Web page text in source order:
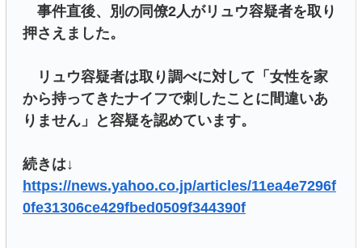
事件直後、別の同僚2人がリュウ容疑者を取り
押さえました。
リュウ容疑者は取り調べに対して「女性を家
から持ってきたナイフで刺したことに間違いあ
りません」と容疑を認めています。
続きは↓
https://news.yahoo.co.jp/articles/11ea4e7296f
0fe31306ce429fbed0509f344390f